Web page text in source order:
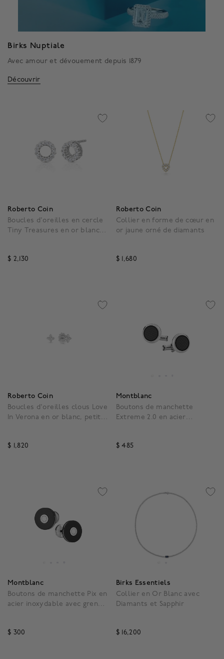
Birks Nuptiale
Avec amour et dévouement depuis 1879
Découvrir
Roberto Coin
Boucles d'oreilles en cercle
Tiny Treasures en or blanc
$ 2,130
Roberto Coin
Collier en forme de cœur en
or jaune orné de diamants
$ 1,680
Roberto Coin
Boucles d'oreilles clous Love
In Verona en or blanc, petit
$ 1,820
Montblanc
Boutons de manchette
Extreme 2.0 en acier
$ 485
Montblanc
Boutons de manchette Pix en
acier inoxydable avec grenat
$ 300
Birks Essentiels
Collier en Or Blanc avec
Diamants et Sapphir
$ 16,200